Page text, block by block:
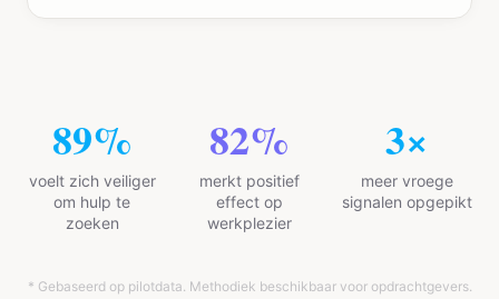
94%
voelt zich veiliger
om hulp te
zoeken
87%
merkt positief
effect op
werkplezier
3×
meer vroege
signalen opgepikt
* Gebaseerd op pilotdata. Methodiek beschikbaar voor opdrachtgevers.